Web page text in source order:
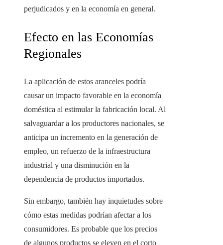
perjudicados y en la economía en general.
Efecto en las Economías
Regionales
La aplicación de estos aranceles podría
causar un impacto favorable en la economía
doméstica al estimular la fabricación local. Al
salvaguardar a los productores nacionales, se
anticipa un incremento en la generación de
empleo, un refuerzo de la infraestructura
industrial y una disminución en la
dependencia de productos importados.
Sin embargo, también hay inquietudes sobre
cómo estas medidas podrían afectar a los
consumidores. Es probable que los precios
de algunos productos se eleven en el corto